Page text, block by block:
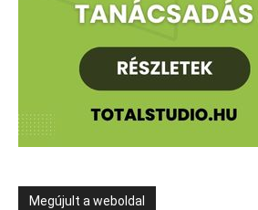
Megújult a weboldal